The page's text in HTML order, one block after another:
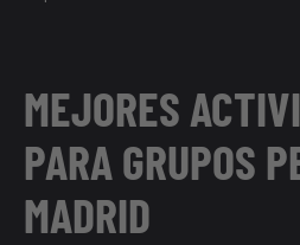
MEJORES
PARA GRUPOS
MADRID